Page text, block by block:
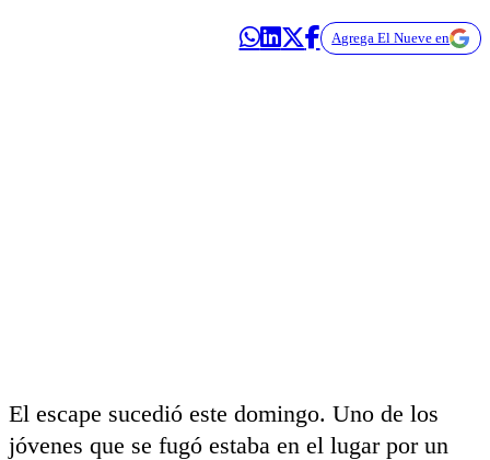
Agrega El Nueve en
El escape sucedió este domingo. Uno de los
jóvenes que se fugó estaba en el lugar por un